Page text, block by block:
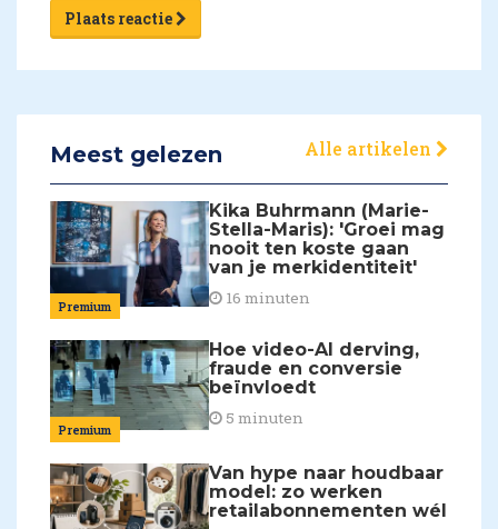
Plaats reactie
Meest gelezen Alle artikelen
Premium
Kika Buhrmann (Marie-
Stella-Maris): 'Groei mag
nooit ten koste gaan
van je merkidentiteit'
16 minuten
Premium
Hoe video-AI derving,
fraude en conversie
beïnvloedt
5 minuten
Van hype naar houdbaar
model: zo werken
retailabonnementen wél